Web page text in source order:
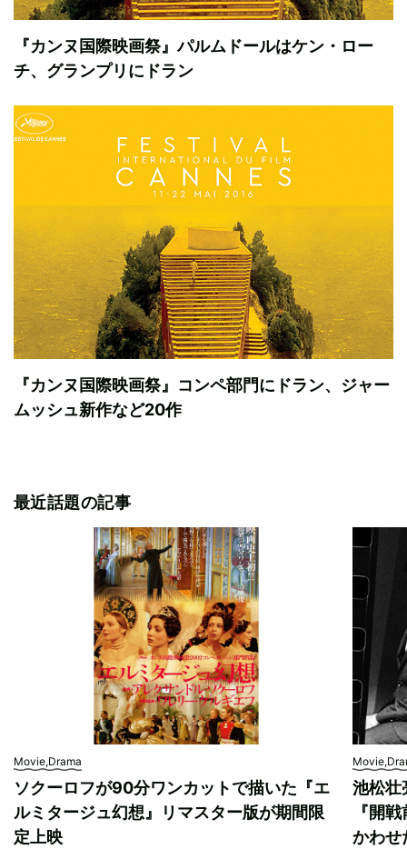
『カンヌ国際映画祭』パルムドールはケン・ロー
チ、グランプリにドラン
『カンヌ国際映画祭』コンペ部門にドラン、ジャー
ムッシュ新作など20作
最近話題の記事
Movie,Drama
ソクーロフが90分ワンカットで描いた『エ
ルミタージュ幻想』リマスター版が期間限
定上映
池松壮
『開
かわせ